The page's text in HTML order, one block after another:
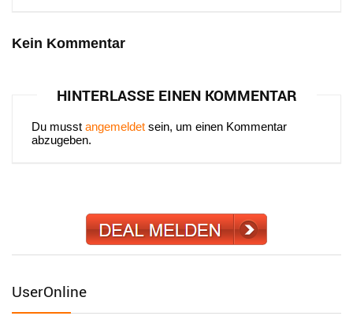
Kein Kommentar
HINTERLASSE EINEN KOMMENTAR
Du musst angemeldet sein, um einen Kommentar
abzugeben.
UserOnline